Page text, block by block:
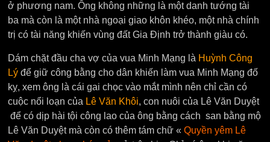
ở phương nam. Ông không những là một danh tướng tài
ba mà còn là một nhà ngoại giao khôn khéo, một nhà chính
trị có tài năng khiến vùng đất Gia Định trở thành giàu có.
Dám chặt đầu cha vợ của vua Minh Mạng là Huỳnh Công
Lýđể giữ công bằng cho dân khiến làm vua Minh Mạng đố
kỵ, xem ông là cái gai chọc vào mắt mình nên chỉ cần có
cuộc nổi loạn của Lê Văn Khôi, con nuôi của Lê Văn Duyệt
để có dịp hài tội công lao của ông bằng cách san bằng mộ
Lê Văn Duyệt mà còn có thêm tám chữ «Quyền yêm Lê